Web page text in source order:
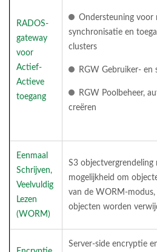
RADOS-
gateway
voor
Actief-
Actieve
toegang
Ondersteuning voor
synchronisatie en
clusters
RGW Gebruiker- en
RGW Poolbeheer,
creëren
Eenmaal
Schrijven,
Veelvuldig
Lezen
(WORM)
S3 objectvergrendeling
mogelijkheid om
van de WORM-
objecten worden
Server-side encryptie